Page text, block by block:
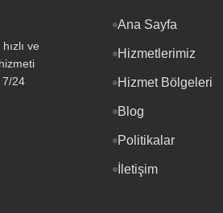
ve
7/24
Ana Sayfa
Hizmetlerimiz
Hizmet Bölgeleri
Blog
Politikalar
İletişim